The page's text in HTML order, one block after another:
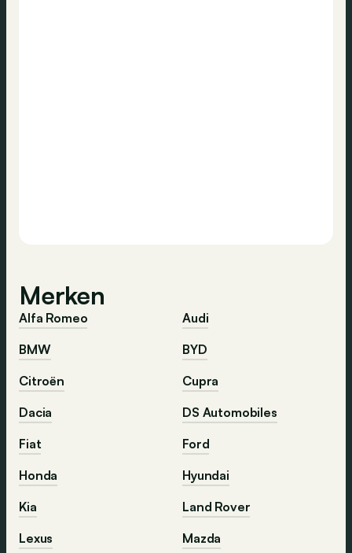
Merken
Alfa Romeo
Audi
BMW
BYD
Citroën
Cupra
Dacia
DS Automobiles
Fiat
Ford
Honda
Hyundai
Kia
Land Rover
Lexus
Mazda